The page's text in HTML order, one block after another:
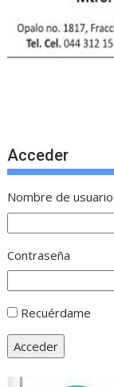
Acceder
Nombre de
Contraseña
Recuérdame
Acceder